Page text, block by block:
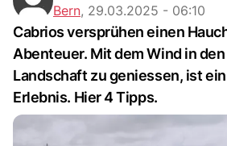
Bern, 29.03.2025 - 06:10
Cabrios versprühen einen
Abenteuer. Mit dem Wind in
Landschaft zu geniessen, ist
Erlebnis. Hier 4 Tipps.